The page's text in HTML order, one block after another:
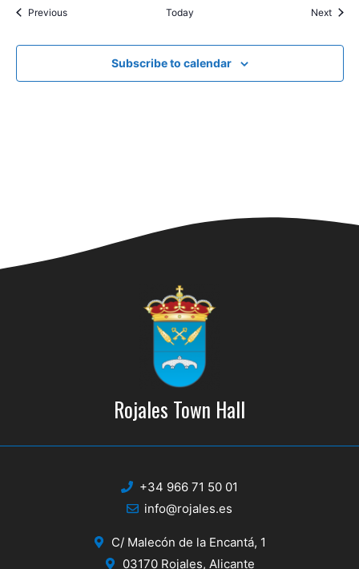
PreviousEvents Today Next
Subscribe to calendar
Rojales Town Hall
+34 966 71 50 01
info@rojales.es
C/ Malecón de la Encantá, 1
03170 Rojales, Alicante